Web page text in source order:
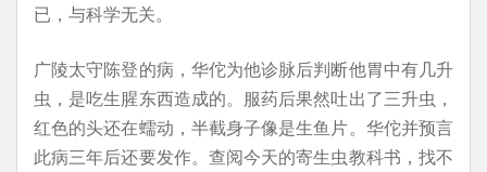
已，与科学无关。
广陵太守陈登的病，华佗为他诊脉后判断他胃中有几升
虫，是吃生腥东西造成的。服药后果然吐出了三升虫，
红色的头还在蠕动，半截身子像是生鱼片。华佗并预言
此病三年后还要发作。查阅今天的寄生虫教科书，找不